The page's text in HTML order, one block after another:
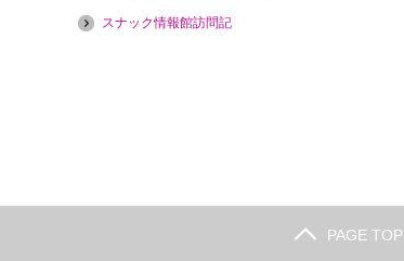
スナック情報館訪問記
PAGE TOP